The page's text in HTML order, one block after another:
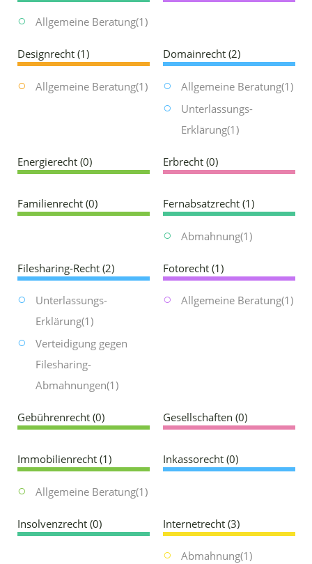
Allgemeine Beratung(1)
Designrecht(1)
Allgemeine Beratung(1)
Domainrecht(2)
Allgemeine Beratung(1)
Unterlassungs-
Erklärung(1)
Energierecht(0) Erbrecht(0)
Familienrecht(0) Fernabsatzrecht(1)
Abmahnung(1)
Filesharing-Recht(2)
Unterlassungs-
Erklärung(1)
Verteidigung gegen
Filesharing-
Abmahnungen(1)
Fotorecht(1)
Allgemeine Beratung(1)
Gebührenrecht(0) Gesellschaften (0)
Immobilienrecht(1)
Allgemeine Beratung(1)
Inkassorecht(0)
Insolvenzrecht(0) Internetrecht(3)
Abmahnung(1)